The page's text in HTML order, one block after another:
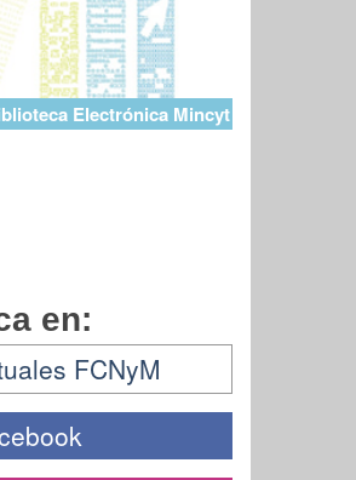
Electrónica Mincyt
en:
FCNyM